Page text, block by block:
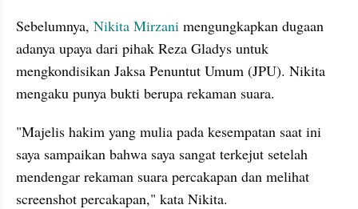
Sebelumnya, Nikita Mirzani mengungkapkan dugaan
adanya upaya dari pihak Reza Gladys untuk
mengkondisikan Jaksa Penuntut Umum (JPU). Nikita
mengaku punya bukti berupa rekaman suara.
"Majelis hakim yang mulia pada kesempatan saat ini
saya sampaikan bahwa saya sangat terkejut setelah
mendengar rekaman suara percakapan dan melihat
screenshot percakapan," kata Nikita.